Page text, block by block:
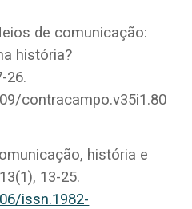
de comunicação:
história?
26.
contracampo.v35i1.80
história e
13-25.
issn.1982-